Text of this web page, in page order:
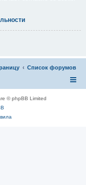
Список форумов
© phpBB Limited